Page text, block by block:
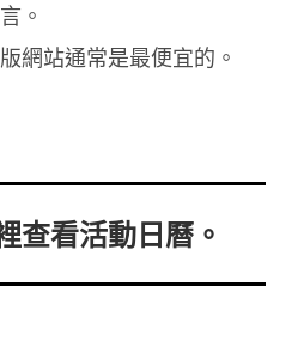
。
網站通常是最便宜的。
查看活動日曆。